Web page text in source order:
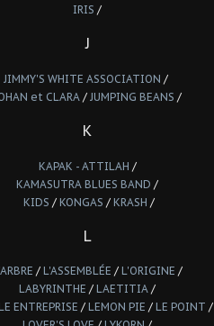
IRIS /
J
JIMMY'S WHITE ASSOCIATION /
et CLARA/ JUMPING BEANS /
K
KAPAK - ATTILAH /
KAMASUTRA BLUES BAND /
KIDS / KONGAS / KRASH /
L
/ L'ASSEMBLÉE / L'ORIGINE /
LABYRINTHE / LAETITIA /
ENTREPRISE / LEMON PIE / LE POINT /